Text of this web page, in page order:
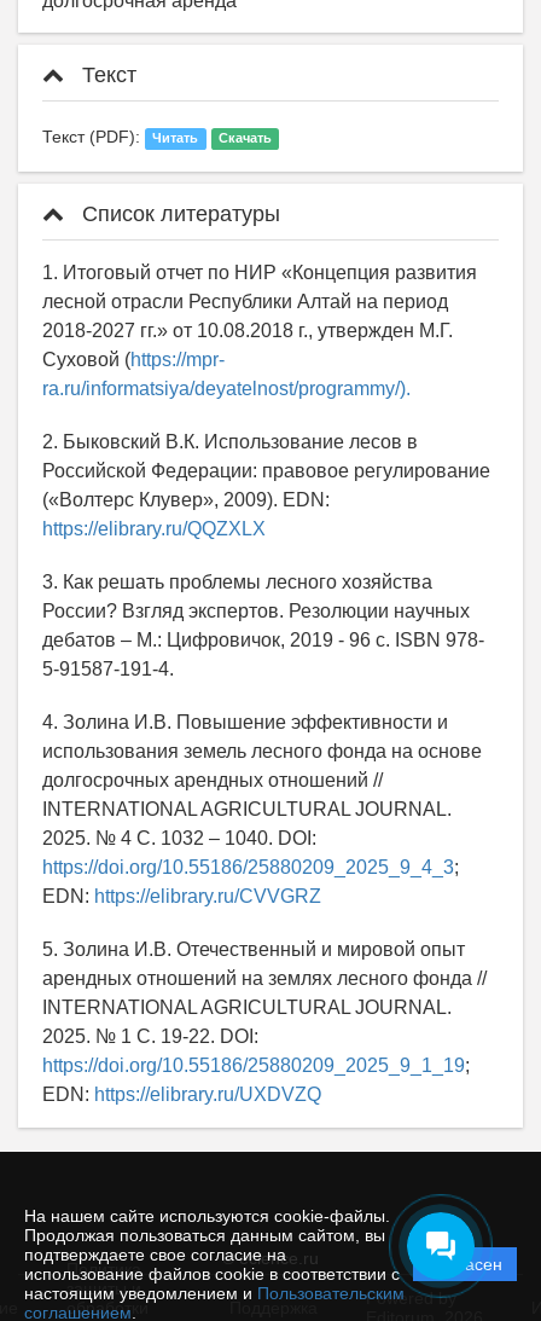
На нашем сайте используются cookie-файлы.
Продолжая пользоваться данным сайтом, вы
подтверждаете свое согласие на
использование файлов cookie в соответствии с
настоящим уведомлением и Пользовательским
соглашением
Согласен
Текст
Текст (PDF): Читать Скачать
Список литературы
1. Итоговый отчет по НИР «Концепция развития
лесной отрасли Республики Алтай на период
2018-2027 гг.» от 10.08.2018 г., утвержден М.Г.
Суховой (https://mpr-
ra.ru/informatsiya/deyatelnost/programmy/).
2. Быковский В.К. Использование лесов в
Российской Федерации: правовое регулирование
(«Волтерс Клувер», 2009). EDN:
https://elibrary.ru/QQZXLX
3. Как решать проблемы лесного хозяйства
России? Взгляд экспертов. Резолюции научных
дебатов – М.: Цифровичок, 2019 - 96 с. ISBN 978-
5-91587-191-4.
4. Золина И.В. Повышение эффективности и
использования земель лесного фонда на основе
долгосрочных арендных отношений //
INTERNATIONAL AGRICULTURAL JOURNAL.
2025. № 4 С. 1032 – 1040. DOI:
https://doi.org/10.55186/25880209_2025_9_4_3;
EDN: https://elibrary.ru/CVVGRZ
5. Золина И.В. Отечественный и мировой опыт
арендных отношений на землях лесного фонда //
INTERNATIONAL AGRICULTURAL JOURNAL.
2025. № 1 С. 19-22. DOI:
https://doi.org/10.55186/25880209_2025_9_1_19;
EDN: https://elibrary.ru/UXDVZQ
© ecience.ru
Политика
защиты и
обработки
Powered by